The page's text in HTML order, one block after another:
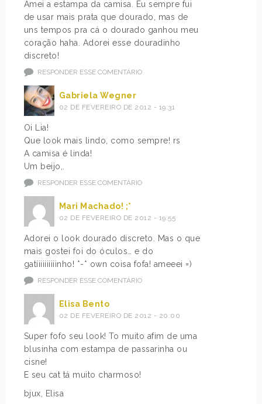
Amei a estampa da camisa. Eu sempre fui
de usar mais prata que dourado, mas de
uns tempos pra cá o dourado ganhou meu
coração haha. Adorei esse douradinho
discreto!
RESPONDER ESSE COMENTÁRIO
Gabriela Wegner
02 DE FEVEREIRO DE 2012 - 19:31
Oi Lia!
Que look mais lindo, como sempre! rs
A camisa é linda!
Um beijo,.
RESPONDER ESSE COMENTÁRIO
Mari Machado! ;*
02 DE FEVEREIRO DE 2012 - 19:55
Adorei o look dourado discreto. Mas o que
mais gostei foi do óculos… e do
gatiiiiiiiiiinho! *-* own coisa fofa! ameeei =)
RESPONDER ESSE COMENTÁRIO
Elisa Bento
02 DE FEVEREIRO DE 2012 - 20:00
Super fofo seu look! To muito afim de uma
blusinha com estampa de passarinha ou
cisne!
E seu cat tá muito charmoso!
bjux, Elisa